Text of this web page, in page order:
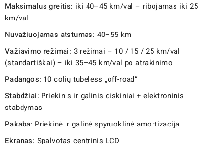
Maksimalus greitis: iki 40–45 km/val – ribojamas iki 25
km/val
Nuvažiuojamas atstumas: 40–55 km
Važiavimo režimai: 3 režimai – 10 / 15 / 25 km/val
(standartiškai) – iki 35–45 km/val po atrakinimo
Padangos: 10 colių tubeless „off-road“
Stabdžiai: Priekinis ir galinis diskiniai + elektroninis
stabdymas
Pakaba: Priekinė ir galinė spyruoklinė amortizacija
Ekranas: Spalvotas centrinis LCD